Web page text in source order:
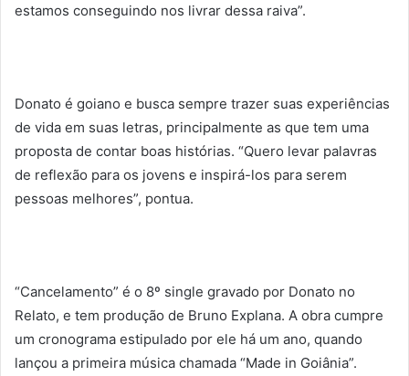
estamos conseguindo nos livrar dessa raiva”.
Donato é goiano e busca sempre trazer suas experiências
de vida em suas letras, principalmente as que tem uma
proposta de contar boas histórias. “Quero levar palavras
de reflexão para os jovens e inspirá-los para serem
pessoas melhores”, pontua.
“Cancelamento” é o 8º single gravado por Donato no
Relato, e tem produção de Bruno Explana. A obra cumpre
um cronograma estipulado por ele há um ano, quando
lançou a primeira música chamada “Made in Goiânia”.